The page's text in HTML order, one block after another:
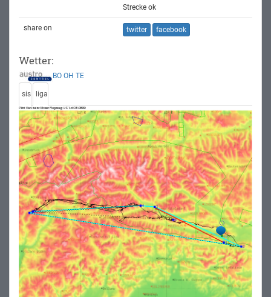
Strecke ok
share on twitter facebook
Wetter:
BO OH TE
sis liga